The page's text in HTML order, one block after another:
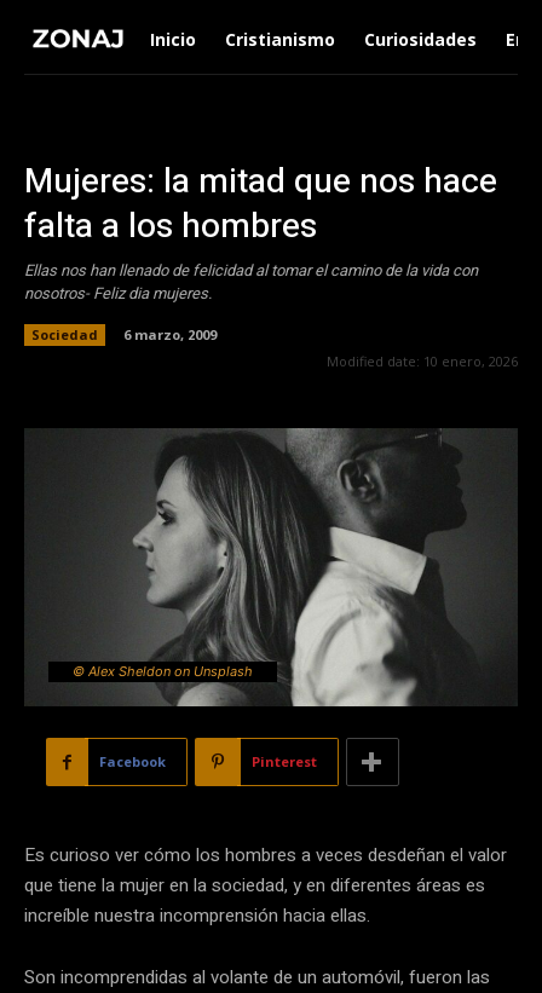
Inicio Cristianismo Curiosidades
Mujeres: la mitad que nos hace
falta a los hombres
Ellas nos han llenado de felicidad al tomar el camino de la vida con
nosotros- Feliz dia mujeres.
Sociedad
6 marzo, 2009
Modified date: 10 enero, 2026
© Alex Sheldon on Unsplash
Facebook Pinterest
Es curioso ver cómo los hombres a veces desdeñan el valor
que tiene la mujer en la sociedad, y en diferentes áreas es
increíble nuestra incomprensión hacia ellas.
Son incomprendidas al volante de un automóvil, fueron las